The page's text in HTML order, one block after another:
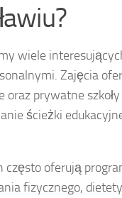
wiele
Zajęcia
prywatne
ścieżki
oferują
fizycznego,